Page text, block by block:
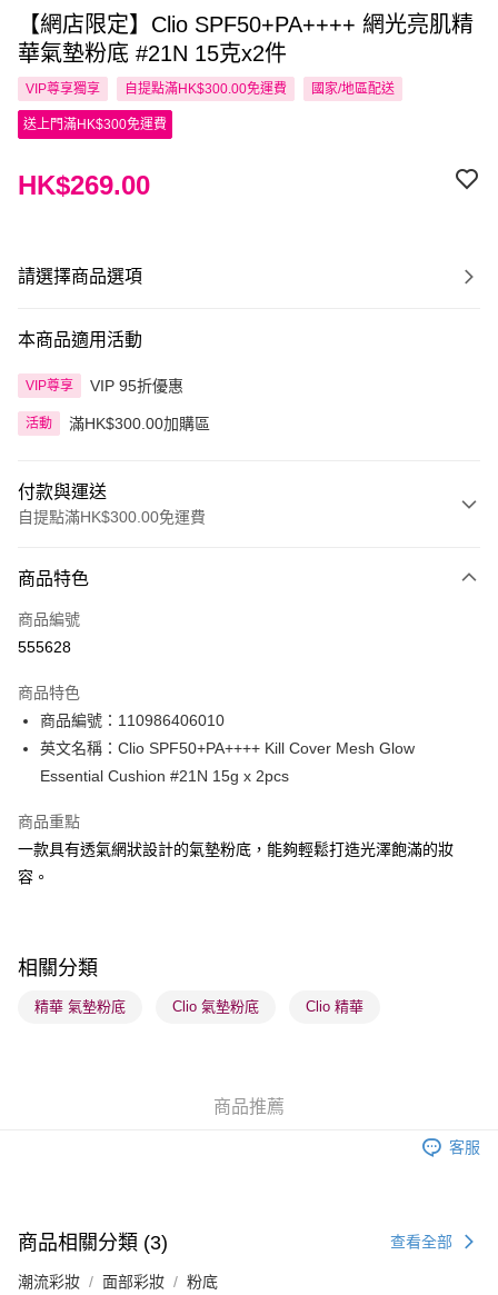
【網店限定】Clio SPF50+PA++++ 網光亮肌精
華氣墊粉底 #21N 15克x2件
VIP尊享獨享 自提點滿HK$300.00免運費 國家/地區配送
送上門滿HK$300免運費
HK$269.00
請選擇商品選項
本商品適用活動
VIP尊享 VIP 95折優惠
活動 滿HK$300.00加購區
付款與運送
自提點滿HK$300.00免運費
信用卡
Apple Pay
PayMe
WeChat Pay
送貨方式
順豐自助櫃 - 確認發貨後1-3個工作天送達
順豐站及營業點 - 確認發貨後1-3個工作天送達
(澳門門市) 只顯示可選門市。確認發貨後2-5個工作天到店，3天內
取。逾期會取消訂單，並不會安排重寄
每筆HK$20.00，滿HK$100.00或以上免運費
商品特色
商品編號
555628
商品特色
商品編號：110986406010
英文名稱：Clio SPF50+PA++++ Kill Cover Mesh Glow
Essential Cushion #21N 15g x 2pcs
商品重點
一款具有透氣網狀設計的氣墊粉底，能夠輕鬆打造光澤飽滿的妝
容。
相關分類
精華 氣墊粉底 Clio 氣墊粉底 Clio 精華
商品推薦
客服
商品相關分類 (3) 查看全部
潮流彩妝 面部彩妝 粉底